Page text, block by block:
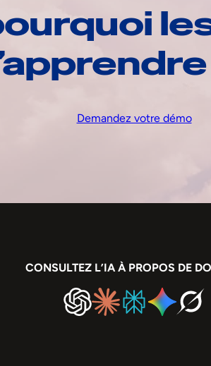
Demandez votre démo
CONSULTEZ L’IA À PROPOS DE